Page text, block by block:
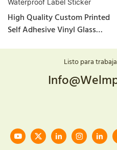
High Quality Custom Printed
Self Adhesive Vinyl Glass
Listo para